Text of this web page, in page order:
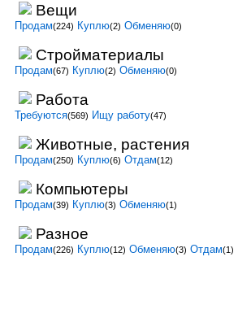
Вещи
Продам(224) Куплю(2) Обменяю(0)
Стройматериалы
Продам(67) Куплю(2) Обменяю(0)
Работа
Требуются(569) Ищу работу(47)
Животные, растения
Продам(250) Куплю(6) Отдам(12)
Компьютеры
Продам(39) Куплю(3) Обменяю(1)
Разное
Продам(226) Куплю(12) Обменяю(3) Отдам(1)